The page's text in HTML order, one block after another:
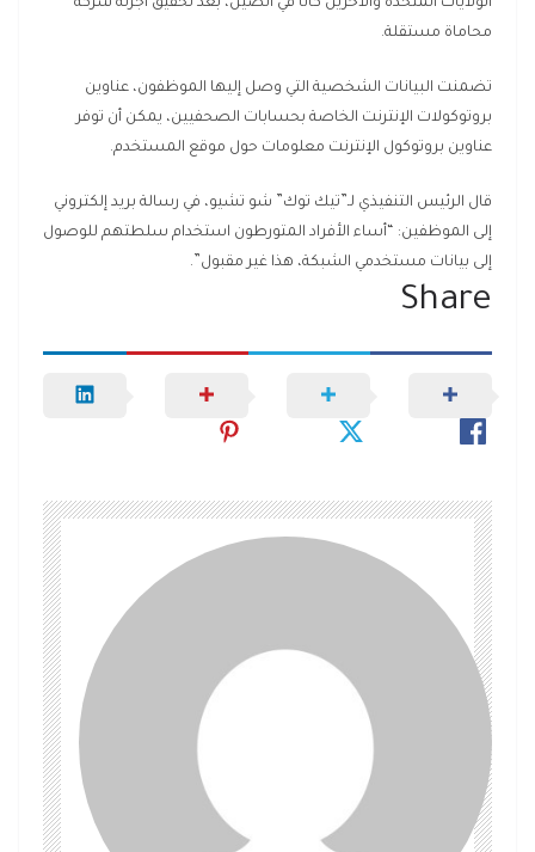
الولايات المتحدة والآخرين كانا في الصين، بعد تحقيق أجرته شركة
محاماة مستقلة.
تضمنت البيانات الشخصية التي وصل إليها الموظفون، عناوين
بروتوكولات الإنترنت الخاصة بحسابات الصحفيين، يمكن أن توفر
عناوين بروتوكول الإنترنت معلومات حول موقع المستخدم.
قال الرئيس التنفيذي لـ”تيك توك” شو تشيو، في رسالة بريد إلكتروني
إلى الموظفين: “أساء الأفراد المتورطون استخدام سلطتهم للوصول
إلى بيانات مستخدمي الشبكة، هذا غير مقبول”.
Share